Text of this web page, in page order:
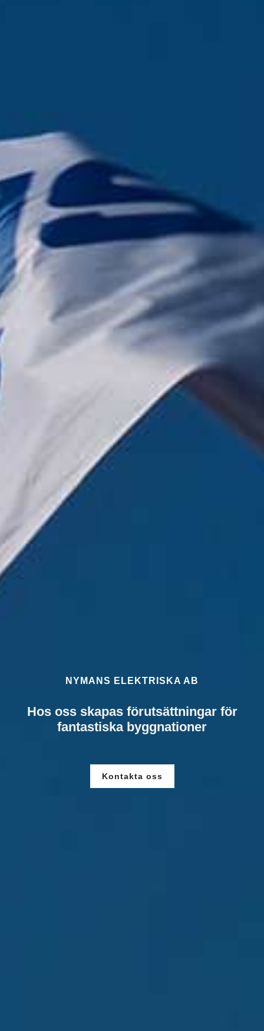
NYMANS ELEKTRISKA AB
Hos oss skapas förutsättningar för
fantastiska byggnationer
Kontakta oss